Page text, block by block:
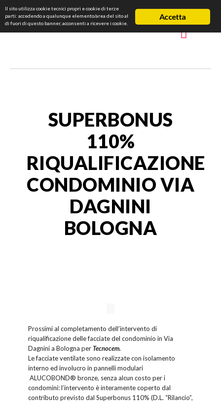
SUPERBONUS
110%
RIQUALIFICAZIONE
CONDOMINIO VIA
DAGNINI
BOLOGNA
Prossimi al completamento dell’intervento di
riqualificazione delle facciate del condominio in Via
Dagnini a Bologna perTecnocem.
Le facciate ventilate sono realizzate con isolamento
interno ed involucro in pannelli modulari
ALUCOBOND® bronze, senza alcun costo per i
condomini: l’intervento è interamente coperto dal
contributo previsto dal Superbonus 110% (D.L. “Rilancio”,
Accetta
Il sito utilizza cookie tecnici propri e cookie di terze
parti: accedendo a qualunque elemento/area del sito al
di fuori di questo banner, acconsenti a ricevere i cookie.